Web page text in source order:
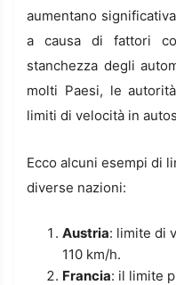
aumentano
a causa di fattori
stanchezza degli
molti Paesi, le
limiti di velocità in
Ecco alcuni esempi di
diverse nazioni:
Austria: limite di
110 km/h.
Francia: il limite